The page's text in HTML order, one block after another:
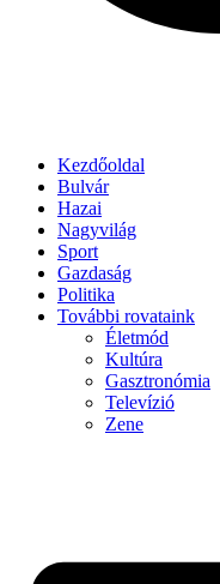
Kezdőoldal
Bulvár
Hazai
Nagyvilág
Sport
Gazdaság
Politika
További rovataink
Életmód
Kultúra
Gasztronómia
Televízió
Zene